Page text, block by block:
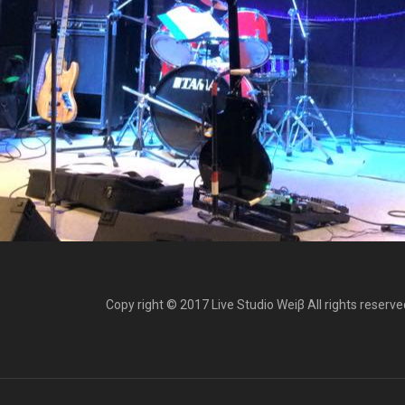
Copy right © 2017 Live Studio Weiβ All rights